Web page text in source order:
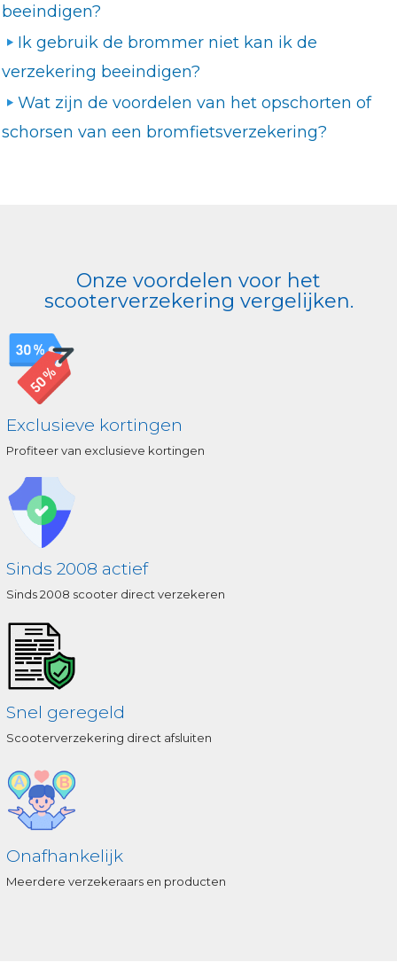
beeindigen?
Ik gebruik de brommer niet kan ik de
verzekering beeindigen?
Wat zijn de voordelen van het opschorten of
schorsen van een bromfietsverzekering?
Onze voordelen voor het
scooterverzekering vergelijken.
Exclusieve kortingen
Profiteer van exclusieve kortingen
Sinds 2008 actief
Sinds 2008 scooter direct verzekeren
Snel geregeld
Scooterverzekering direct afsluiten
Onafhankelijk
Meerdere verzekeraars en producten